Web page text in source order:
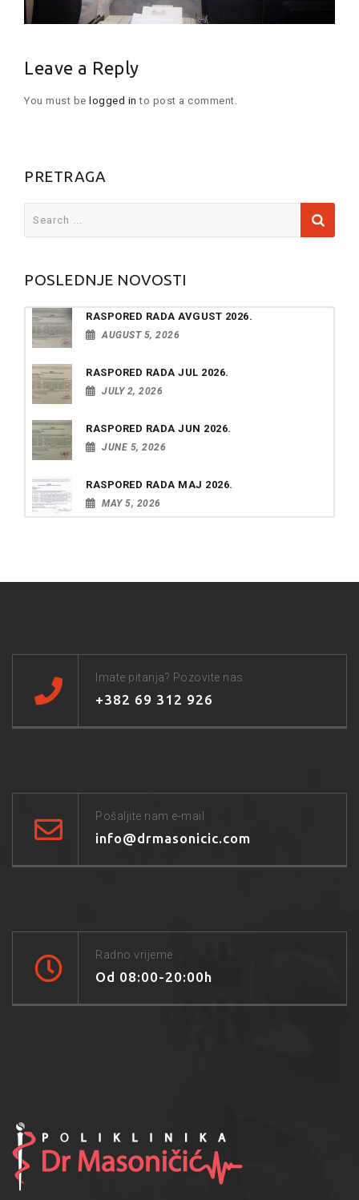
Leave a Reply
You must be logged in to post a comment.
PRETRAGA
POSLEDNJE NOVOSTI
RASPORED RADA AVGUST 2026.
AUGUST 5, 2026
RASPORED RADA JUL 2026.
JULY 2, 2026
RASPORED RADA JUN 2026.
JUNE 5, 2026
RASPORED RADA MAJ 2026.
MAY 5, 2026
Imate pitanja? Pozovite nas
+382 69 312 926
Pošaljite nam e-mail
info@drmasonicic.com
Radno vrijeme
Od 08:00-20:00h